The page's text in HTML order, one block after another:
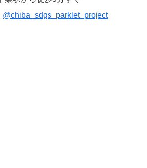
@chiba_sdgs_parklet_project